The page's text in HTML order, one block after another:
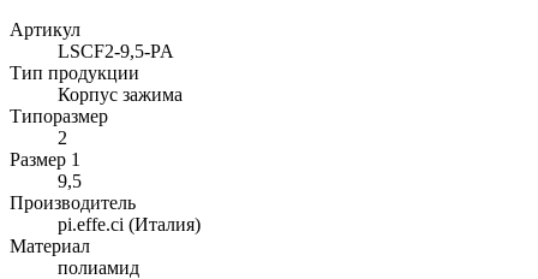
Артикул
LSCF2-9,5-PA
Тип продукции
Корпус зажима
Типоразмер
2
Размер 1
9,5
Производитель
pi.effe.ci (Италия)
Материал
полиамид